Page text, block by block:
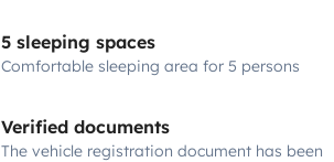
5 sleeping spaces
Comfortable sleeping area for 5 persons
Verified documents
The vehicle registration document has been